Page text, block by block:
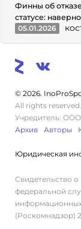
Финны об
статусе:
05.01.2026
© 2026.
All rights reserved.
Учредитель: ООО
Архив
Авторы
Юридическая
Свидетельство
федеральной
(Роскомнадзор)